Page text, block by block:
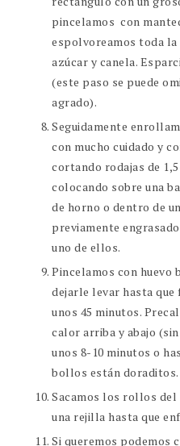
pincelamos con
espolvoreamos toda
azúcar y canela.
(este paso se puede
agrado).
Seguidamente enrollamos la masa sobre si misma
con mucho cuidado y
cortando rodajas de
colocando sobre una
de horno o dentro de
previamente
uno de ellos.
Pincelamos con huevo batido y reservamos para
dejarle levar hasta que
unos 45 minutos.
calor arriba y abajo
unos 8-10 minutos o
bollos están doraditos.
Sacamos los rollos del horno y dejamos enfriar en
una rejilla hasta que
Si queremos podemos cubrir con el glaseado